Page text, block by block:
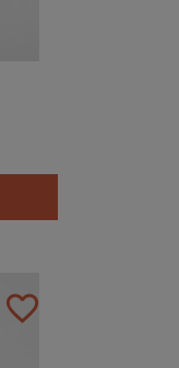
favorite_border